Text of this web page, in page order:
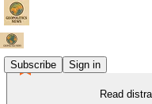
Subscribe Sign in
Read